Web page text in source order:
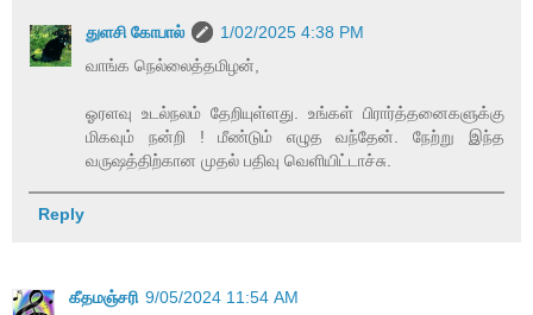
துளசி கோபால்
1/02/2025 4:38 PM
வாங்க நெல்லைத்தமிழன்,
ஓரளவு உடல்நலம் தேறியுள்ளது. உங்கள் பிரார்த்தனைகளுக்கு
மிகவும் நன்றி ! மீண்டும் எழுத வந்தேன். நேற்று இந்த
வருஷத்திற்கான முதல் பதிவு வெளியிட்டாச்சு.
Reply
கீதமஞ்சரி 9/05/2024 11:54 AM